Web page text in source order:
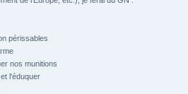
périssables
nos munitions
l'éduquer